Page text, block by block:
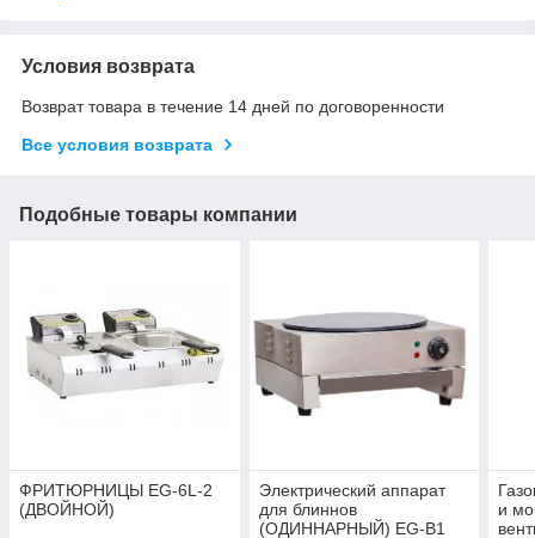
Условия возврата
Возврат товара в течение 14 дней по договоренности
Все условия возврата
Подобные товары компании
ФРИТЮРНИЦЫ EG-6L-2
(ДВОЙНОЙ)
Электрический аппарат
для блиннов
(ОДИННАРНЫЙ) EG-B1
и